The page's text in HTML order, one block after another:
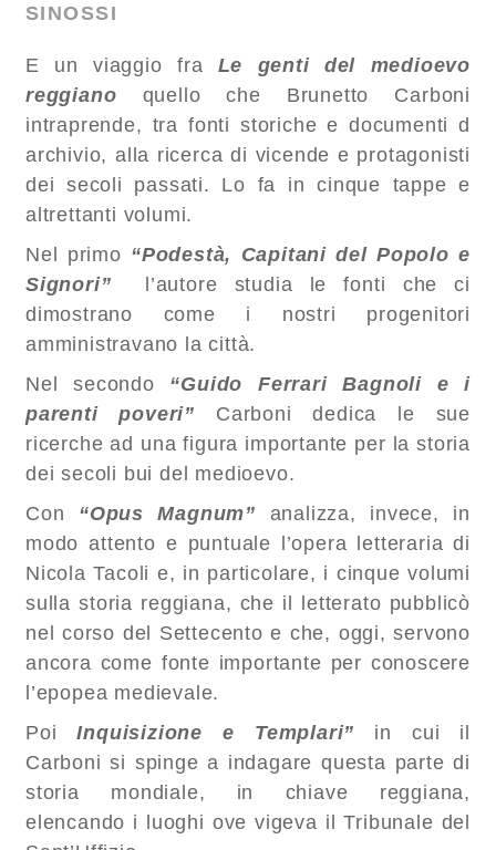
SINOSSI
E un viaggio fra Le genti del medioevo
reggiano quello che Brunetto Carboni
intraprende, tra fonti storiche e documenti d
archivio, alla ricerca di vicende e protagonisti
dei secoli passati. Lo fa in cinque tappe e
altrettanti volumi.
Nel primo “Podestà, Capitani del Popolo e
Signori” l’autore studia le fonti che ci
dimostrano come i nostri progenitori
amministravano la città.
Nel secondo “Guido Ferrari Bagnoli e i
parenti poveri” Carboni dedica le sue
ricerche ad una figura importante per la storia
dei secoli bui del medioevo.
Con “Opus Magnum” analizza, invece, in
modo attento e puntuale l’opera letteraria di
Nicola Tacoli e, in particolare, i cinque volumi
sulla storia reggiana, che il letterato pubblicò
nel corso del Settecento e che, oggi, servono
ancora come fonte importante per conoscere
l’epopea medievale.
PoiInquisizione e Templari” in cui il
Carboni si spinge a indagare questa parte di
storia mondiale, in chiave reggiana,
elencando i luoghi ove vigeva il Tribunale del